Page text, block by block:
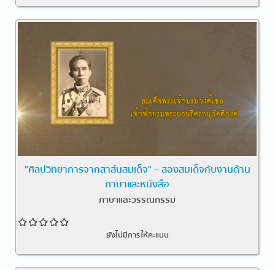
"ศิลปวิทยาการจากสาส์นสมเด็จ" – สองสมเด็จกับงานด้าน
ภาษาและหนังสือ
ภาษาและวรรณกรรม
ยังไม่มีการให้คะแนน